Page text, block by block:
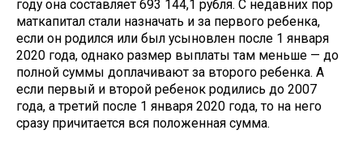
году она составляет 693 144,1 рубля. С недавних пор
маткапитал стали назначать и за первого ребенка,
если он родился или был усыновлен после 1 января
2020 года, однако размер выплаты там меньше — до
полной суммы доплачивают за второго ребенка. А
если первый и второй ребенок родились до 2007
года, а третий после 1 января 2020 года, то на него
сразу причитается вся положенная сумма.